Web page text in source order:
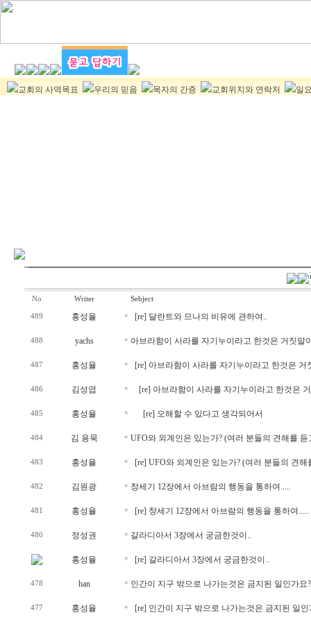
No Writer Sebject
489 홍성율 * [re] 달란트와 므나의 비유에 관하여..
488 yachs * 아브라함이 사라를 자기누이라고 한것은 거짓말
487 홍성율 * [re] 아브라함이 사라를 자기누이라고 한것은 거
486 김성엽 * [re] 아브라함이 사라를 자기누이라고 한것은
485 홍성율 * [re] 오해할 수 있다고 생각되어서
484 김 용묵 * UFO와 외계인은 있는가? (여러 분들의 견해를
483 홍성율 * [re] UFO와 외계인은 있는가? (여러 분들의 견
482 김원광 * 창세기 12장에서 아브람의 행동을 통하여.....
481 홍성율 * [re] 창세기 12장에서 아브람의 행동을 통하여.....
480 정성권 * 갈라디아서 3장에서 궁금한것이..
홍성율 * [re] 갈라디아서 3장에서 궁금한것이..
478 han * 인간이 지구 밖으로 나가는것은 금지된 일인가요?
477 홍성율 * [re] 인간이 지구 밖으로 나가는것은 금지된 일인
교회의 사역목표 우리의 믿음 목자의 간증 교회위치와 연락처 일